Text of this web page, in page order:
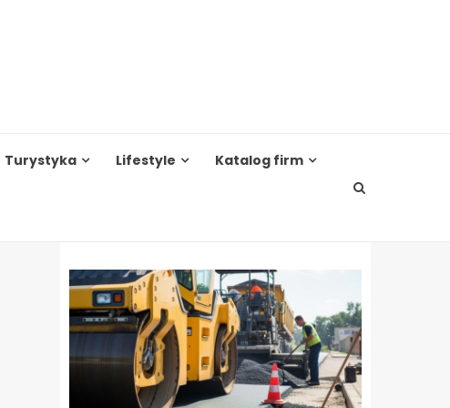
Turystyka Lifestyle Katalog firm